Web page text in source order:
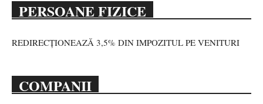
PERSOANE FIZICE
REDIRECȚIONEAZĂ 3,5% DIN IMPOZITUL PE VENITURI
COMPANII